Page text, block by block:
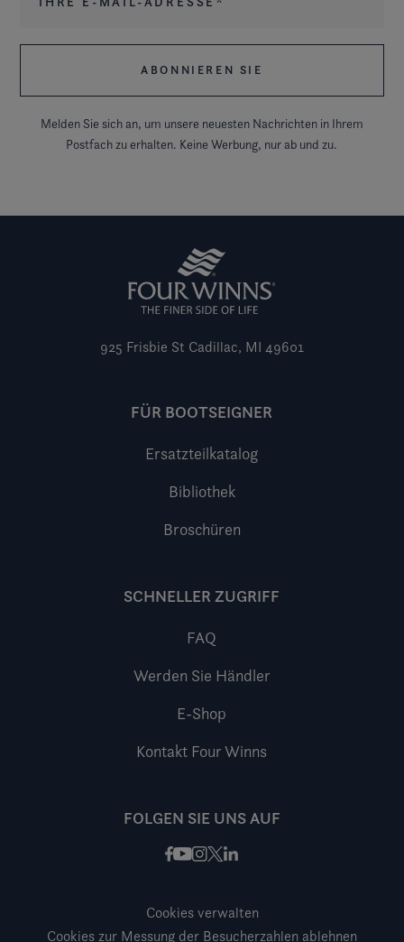
Melden Sie sich an, um unsere neuesten Nachrichten in Ihrem
Postfach zu erhalten. Keine Werbung, nur ab und zu.
925 Frisbie St Cadillac, MI 49601
FÜR BOOTSEIGNER
Ersatzteilkatalog
Bibliothek
Broschüren
SCHNELLER ZUGRIFF
FAQ
Werden Sie Händler
E-Shop
Kontakt Four Winns
FOLGEN SIE UNS AUF
Facebook
Youtube
Instagram
X / Twitter
LinkedIn
Cookies verwalten
Cookies zur Messung der Besucherzahlen ablehnen